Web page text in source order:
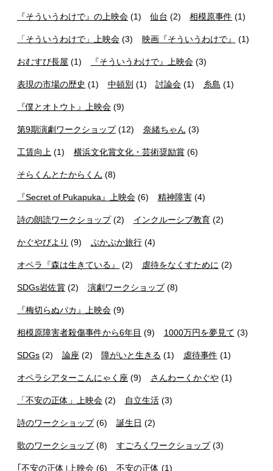
『そういうわけで』の上映会 (1) 仙台 (2) 相模原事件 (1)
「そういうわけで」上映会 (3) 映画『そういうわけで』 (1)
おむすび長屋 (1) 『そういうわけで』上映会(3)
表現の市場の歴史 (1) 中頓別 (1) 討論会 (1) 糸島 (1)
『僕とオトウト』上映会 (9)
第9期演劇ワークショップ(12) 奈緒ちゃん (3)
工賃向上 (1) 横浜文化賞文化・芸術奨励賞(6)
そらくんとたからくん (8)
『Secret of Pukapuka』上映会 (6) 精神障害(4)
詩の朗読ワークショップ(2) インクルーシブ教育(2)
かぐやびより (9) ぷかぷか旅行(4)
オペラ『森は生きている』 (2) 虐待をなくすために (2)
SDGs岩佐賞 (2) 演劇ワークショップ(8)
『梅切らぬバカ』上映会 (9)
相模原障害者殺傷事件から6年目 (9) 1000万円を夢見て (3)
SDGs (2) 論座 (2) 障がいと生きる (1) 虐待事件 (1)
オペラシアターこんにゃく座 (9) さんわーくかぐや(1)
「不安の正体」上映会 (2) 自立生活(3)
詩のワークショップ(6) 誕生日 (2)
歌のワークショップ(8) すごろくワークショップ(3)
｢不安の正体｣上映会 (6) 不安の正体 (1)